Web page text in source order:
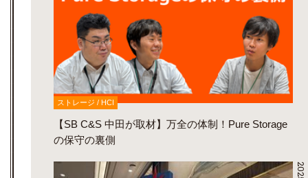
ストレージ / HCI
【SB C&S 中田が取材】万全の体制！Pure Storage
の保守の裏側